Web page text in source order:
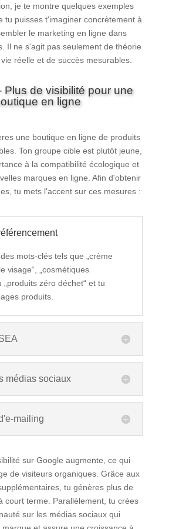
je te montre quelques exemples
tu puisses t'imaginer concrètement à
le marketing en ligne dans
Il ne s'agit pas seulement de théorie
réelle et de succès mesurables.
Plus de visibilité pour une
en ligne
une boutique en ligne de produits
Ton groupe cible est plutôt jeune,
à la compatibilité écologique et
marques en ligne. Afin d'obtenir
tu mets l'accent sur ces mesures :
mots-clés tels que „crème
visage“, „cosmétiques
„produits zéro déchet“ et tu
produits.
médias sociaux
mailing
sur Google augmente, ce qui
de visiteurs organiques. Grâce aux
tu génères plus de
court terme. Parallèlement, tu crées
sur les médias sociaux qui